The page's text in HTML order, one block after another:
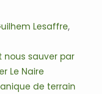
Lesaffre,
nous sauver par
Le Naire
de terrain